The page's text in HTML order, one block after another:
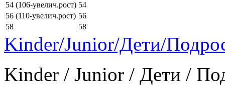
54 (106-увелич.рост) 54
56 (110-увелич.рост) 56
58
58
Kinder/Junior/Дети/
Kinder / Junior / Дети /